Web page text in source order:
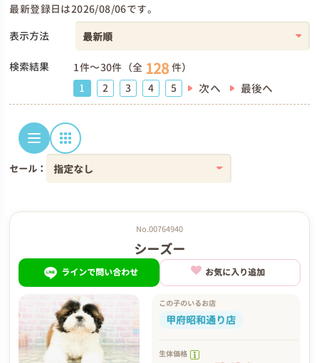
最新登録日は2026/08/06です。
表示方法
検索結果 1件～30件（全 128件）
1
2 3 4 5 次へ 最後へ
セール：
No.00764940
シーズー
ラインで問い合わせ お気に入り追加
この子のいるお店
甲府昭和通り店
生体価格